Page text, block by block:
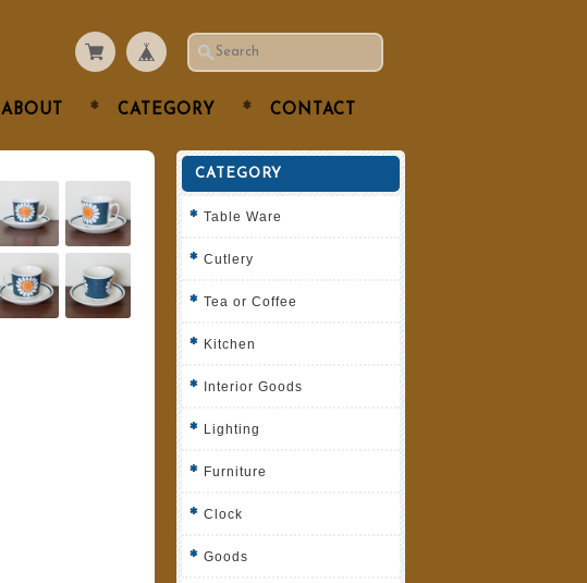
ABOUT CATEGORY CONTACT
CATEGORY
Table Ware
Cutlery
Tea or Coffee
Kitchen
Interior Goods
Lighting
Furniture
Clock
Goods